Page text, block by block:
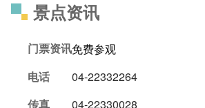
景点资讯
门票资讯免费参观
电话
04-22332264
传真
04-22330028